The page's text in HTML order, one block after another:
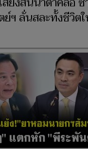
ย์ฯ ลั่นสละทั้งชีวิต